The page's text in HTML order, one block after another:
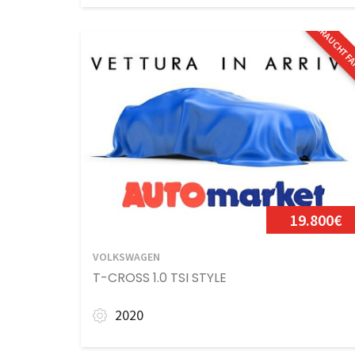
19.800€
VOLKSWAGEN
T-CROSS 1.0 TSI STYLE
2020